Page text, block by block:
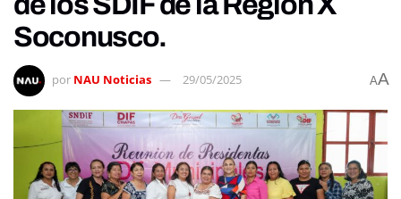
Soconusco.
por NAU Noticias 29/05/2025 AA